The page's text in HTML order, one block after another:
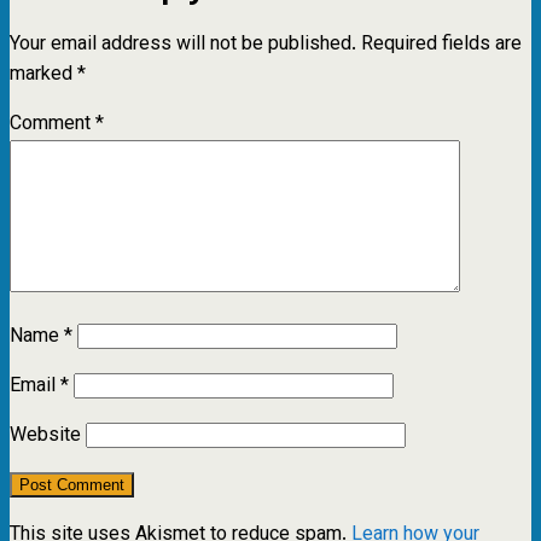
Your email address will not be published. Required fields are
marked*
Comment*
Name*
Email*
Website